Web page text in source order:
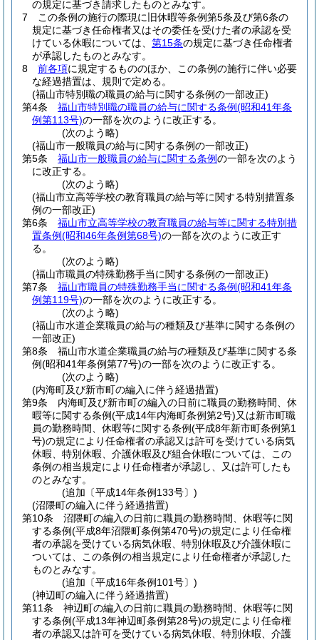
の規定に基づき請求したものとみなす。
7
この条例の施行の際現に旧休暇等条例第5条及び第6条の
規定に基づき任命権者又はその委任を受けた者の承認を受
けている休暇については、 第15条の規定に基づき任命権者
が承認したものとみなす。
8
前各項に規定するもののほか、この条例の施行に伴い必要
な経過措置は、規則で定める。
(福山市特別職の職員の給与に関する条例の一部改正)
第4条
福山市特別職の職員の給与に関する条例(昭和41年条
例第113号)の一部を次のように改正する。
(次のよう略)
(福山市一般職員の給与に関する条例の一部改正)
第5条
福山市一般職員の給与に関する条例の一部を次のよう
に改正する。
(次のよう略)
(福山市立高等学校の教育職員の給与等に関する特別措置条
例の一部改正)
第6条
福山市立高等学校の教育職員の給与等に関する特別措
置条例(昭和46年条例第68号)の一部を次のように改正す
る。
(次のよう略)
(福山市職員の特殊勤務手当に関する条例の一部改正)
第7条
福山市職員の特殊勤務手当に関する条例(昭和41年条
例第119号)の一部を次のように改正する。
(次のよう略)
(福山市水道企業職員の給与の種類及び基準に関する条例の
一部改正)
第8条
福山市水道企業職員の給与の種類及び基準に関する条
例(昭和41年条例第77号)の一部を次のように改正する。
(次のよう略)
(内海町及び新市町の編入に伴う経過措置)
第9条
内海町及び新市町の編入の日前に職員の勤務時間、休
暇等に関する条例(平成14年内海町条例第2号)又は新市町職
員の勤務時間、休暇等に関する条例(平成8年新市町条例第1
号)の規定により任命権者の承認又は許可を受けている病気
休暇、特別休暇、介護休暇及び組合休暇については、この
条例の相当規定により任命権者が承認し、又は許可したも
のとみなす。
(追加〔平成14年条例133号〕)
(沼隈町の編入に伴う経過措置)
第10条
沼隈町の編入の日前に職員の勤務時間、休暇等に関
する条例(平成8年沼隈町条例第470号)の規定により任命権
者の承認を受けている病気休暇、特別休暇及び介護休暇に
ついては、この条例の相当規定により任命権者が承認した
ものとみなす。
(追加〔平成16年条例101号〕)
(神辺町の編入に伴う経過措置)
第11条
神辺町の編入の日前に職員の勤務時間、休暇等に関
する条例(平成13年神辺町条例第28号)の規定により任命権
者の承認又は許可を受けている病気休暇、特別休暇、介護